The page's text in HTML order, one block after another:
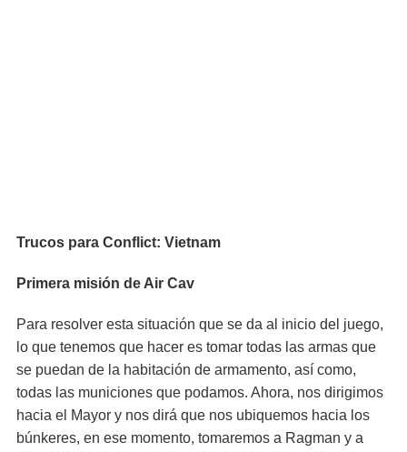
Trucos para Conflict: Vietnam
Primera misión de Air Cav
Para resolver esta situación que se da al inicio del juego,
lo que tenemos que hacer es tomar todas las armas que
se puedan de la habitación de armamento, así como,
todas las municiones que podamos. Ahora, nos dirigimos
hacia el Mayor y nos dirá que nos ubiquemos hacia los
búnkeres, en ese momento, tomaremos a Ragman y a